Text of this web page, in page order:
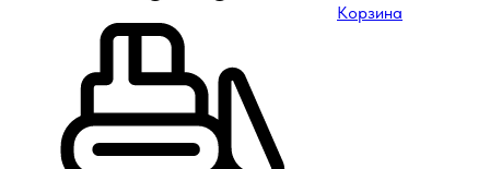
Корзина